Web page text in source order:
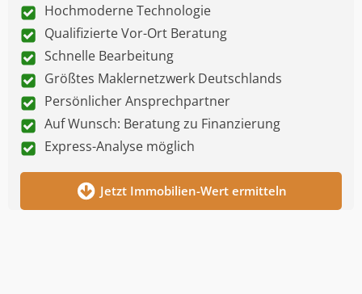
Hochmoderne Technologie
Qualifizierte Vor-Ort Beratung
Schnelle Bearbeitung
Größtes Maklernetzwerk Deutschlands
Persönlicher Ansprechpartner
Auf Wunsch: Beratung zu Finanzierung
Express-Analyse möglich
Jetzt Immobilien-Wert ermitteln